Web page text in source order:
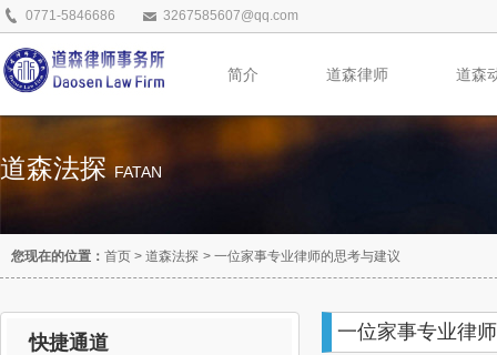
0771-5846686 3267585607@qq.com
简介 道森律师 道森
道森法探FATAN
您现在的位置： 首页 > 道森法探 > 一位家事专业律师的思考与建议
快捷通道 一位家事专业律